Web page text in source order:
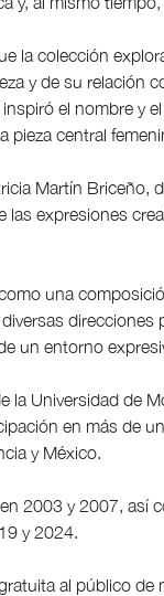
la colección
y de su relación
el nombre y
pieza central
Martín Briceño,
expresiones
una
un entorno
la Universidad de
en más de
y México.
2003 y 2007, así
y 2024.
al público de